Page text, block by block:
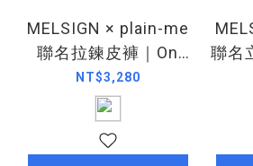
MELSIGN × plain-me
聯名拉鍊皮褲｜On
Duty Faux-Leather
Pants（25AW）
NT$3,280
聯名
On